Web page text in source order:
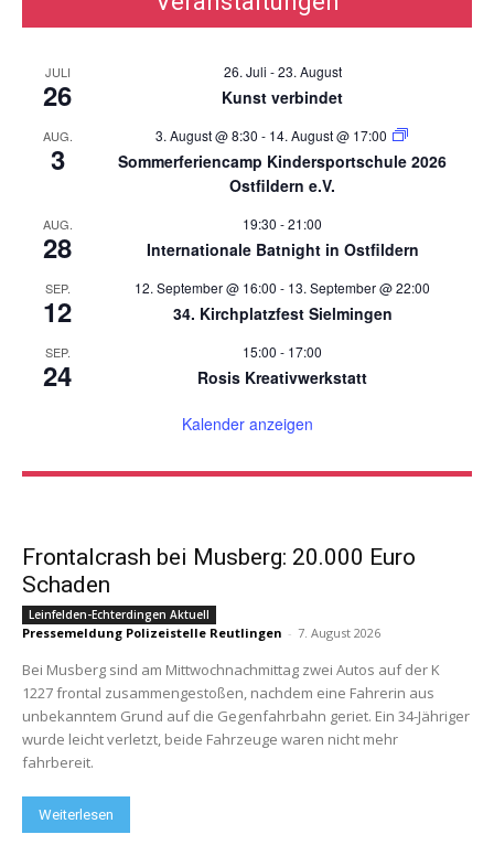
JULI
26
26. Juli -23. August
Kunst verbindet
AUG.
3
3. August @ 8:30 - 14. August @ 17:00
Sommerferiencamp Kindersportschule 2026
Ostfildern e.V.
AUG.
28
19:30 -21:00
Internationale Batnight in Ostfildern
SEP.
12
12. September @ 16:00 - 13. September @ 22:00
34. Kirchplatzfest Sielmingen
SEP.
24
15:00 - 17:00
Rosis Kreativwerkstatt
Kalender anzeigen
Frontalcrash bei Musberg: 20.000 Euro
Schaden
Leinfelden-Echterdingen Aktuell
Pressemeldung Polizeistelle Reutlingen - 7. August 2026
Bei Musberg sind am Mittwochnachmittag zwei Autos auf der K
1227 frontal zusammengestoßen, nachdem eine Fahrerin aus
unbekanntem Grund auf die Gegenfahrbahn geriet. Ein 34-Jähriger
wurde leicht verletzt, beide Fahrzeuge waren nicht mehr
fahrbereit.
Weiterlesen